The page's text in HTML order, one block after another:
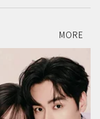
MORE